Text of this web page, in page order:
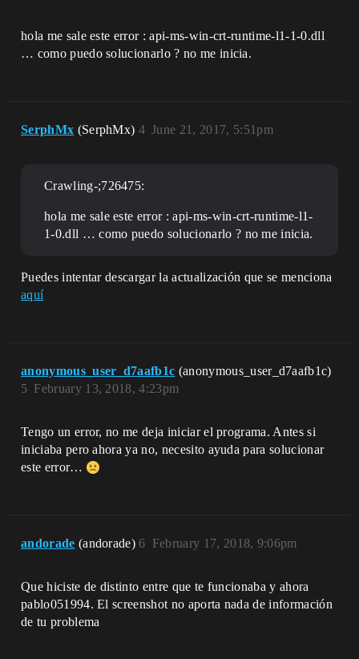
hola me sale este error : api-ms-win-crt-runtime-l1-1-0.dll
… como puedo solucionarlo ? no me inicia.
SerphMx (SerphMx) June 21, 2017, 5:51pm
4
Crawling-;726475:
hola me sale este error : api-ms-win-crt-runtime-l1-
1-0.dll … como puedo solucionarlo ? no me inicia.
Puedes intentar descargar la actualización que se menciona
aquí
anonymous_user_d7aafb1c (anonymous_user_d7aafb1c)
February 13, 2018, 4:23pm
5
Tengo un error, no me deja iniciar el programa. Antes si
iniciaba pero ahora ya no, necesito ayuda para solucionar
este error…
andorade (andorade) February 17, 2018, 9:06pm
6
Que hiciste de distinto entre que te funcionaba y ahora
pablo051994. El screenshot no aporta nada de información
de tu problema